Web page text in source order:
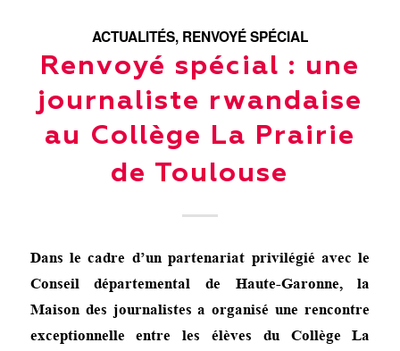
ACTUALITÉS, RENVOYÉ SPÉCIAL
Renvoyé spécial : une
journaliste rwandaise
au Collège La Prairie
de Toulouse
Dans le cadre d’un partenariat privilégié avec le
Conseil départemental de Haute-Garonne, la
Maison des journalistes a organisé une rencontre
exceptionnelle entre les élèves du Collège La